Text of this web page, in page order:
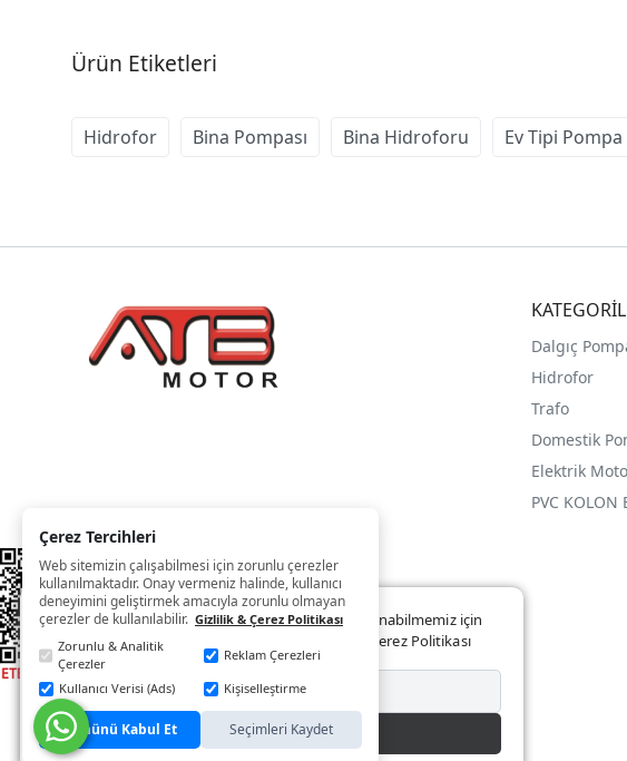
Web sitemizde size daha iyi ve kaliteli hizmet sunabilmemiz için
çerezler kullanılmaktadır. Detaylar:
Gizlilik ve Çerez Politikası
Reddet
Kabul Et
Ürün Etiketleri
Hidrofor Bina Pompası Bina Hidroforu Ev Tipi Pompa
Dalgıç
Hidrofor
Trafo
Domestik
Elektrik
PVC KOLON
Çerez Tercihleri
Web sitemizin çalışabilmesi için zorunlu çerezler
kullanılmaktadır. Onay vermeniz halinde, kullanıcı
deneyimini geliştirmek amacıyla zorunlu olmayan
çerezler de kullanılabilir. Gizlilik & Çerez Politikası
Zorunlu & Analitik
Çerezler
Reklam Çerezleri
Kullanıcı Verisi (Ads)
Kişiselleştirme
Tümünü Kabul Et Seçimleri Kaydet